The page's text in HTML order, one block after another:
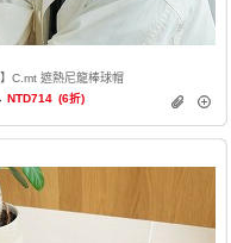
】C.mt 遮熱尼龍棒球帽
NTD714 (6折)